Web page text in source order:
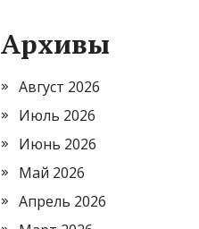
Архивы
Август 2026
Июль 2026
Июнь 2026
Май 2026
Апрель 2026